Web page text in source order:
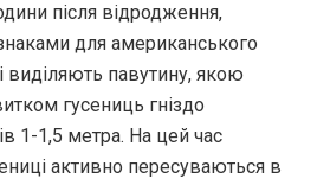
після відродження,
для американського
виділяють павутину, якою
гусениць гніздо
1-1,5 метра. На цей час
активно пересуваються в